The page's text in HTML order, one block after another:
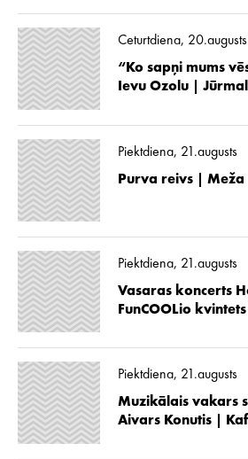
Ceturtdiena, 20.augusts
“Ko sapņi mums
Ievu Ozolu |
Piektdiena, 21.augusts
Purva reivs |
Piektdiena, 21.augusts
Vasaras koncerts
FunCOOLio
Piektdiena, 21.augusts
Muzikālais vakars
Aivars Konutis |